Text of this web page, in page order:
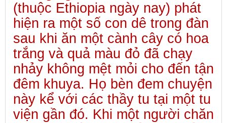
(thuộc Ethiopia ngày nay) phát
hiện ra một số con dê trong đàn
sau khi ăn một cành cây có hoa
trắng và quả màu đỏ đã chạy
nhảy không mệt mỏi cho đến tận
đêm khuya. Họ bèn đem chuyện
này kể với các thầy tu tại một tu
viện gần đó. Khi một người chăn